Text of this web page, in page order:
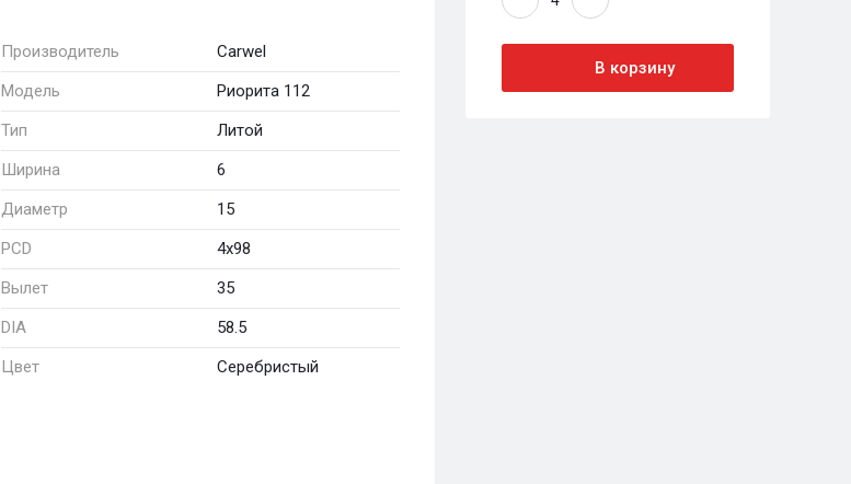
Производитель
Carwel
Модель
Риорита 112
Тип
Литой
Ширина
6
Диаметр
15
PCD
4x98
Вылет
35
DIA
58.5
Цвет
Серебристый
В корзину